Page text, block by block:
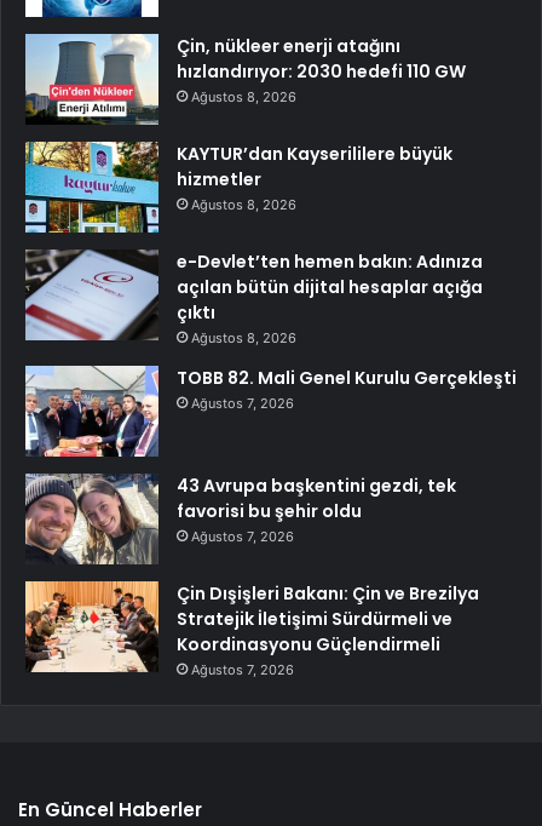
Çin, nükleer enerji atağını
hızlandırıyor: 2030 hedefi 110 GW
Ağustos 8, 2026
KAYTUR’dan Kayserililere büyük
hizmetler
Ağustos 8, 2026
e-Devlet’ten hemen bakın: Adınıza
açılan bütün dijital hesaplar açığa
çıktı
Ağustos 8, 2026
TOBB 82. Mali Genel Kurulu Gerçekleşti
Ağustos 7, 2026
43 Avrupa başkentini gezdi, tek
favorisi bu şehir oldu
Ağustos 7, 2026
Çin Dışişleri Bakanı: Çin ve Brezilya
Stratejik İletişimi Sürdürmeli ve
Koordinasyonu Güçlendirmeli
Ağustos 7, 2026
En Güncel Haberler